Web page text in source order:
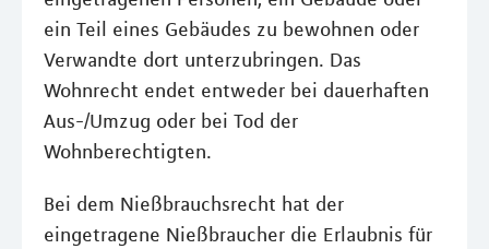
ein Teil eines Gebäudes zu bewohnen oder
Verwandte dort unterzubringen. Das
Wohnrecht endet entweder bei dauerhaften
Aus-/Umzug oder bei Tod der
Wohnberechtigten.
Bei dem Nießbrauchsrecht hat der
eingetragene Nießbraucher die Erlaubnis für